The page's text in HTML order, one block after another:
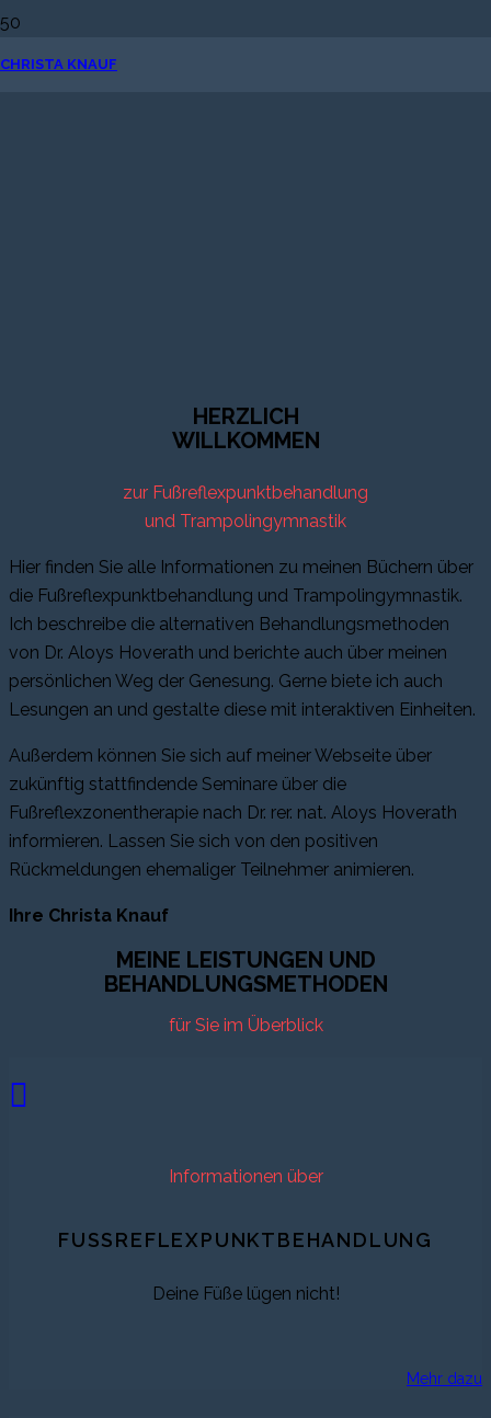
CHRISTA KNAUF
HERZLICH
WILLKOMMEN
zur Fußreflexpunktbehandlung
und Trampolingymnastik
Hier finden Sie alle Informationen zu meinen Büchern über
die Fußreflexpunktbehandlung und Trampolingymnastik.
Ich beschreibe die alternativen Behandlungsmethoden
von Dr. Aloys Hoverath und berichte auch über meinen
persönlichen Weg der Genesung. Gerne biete ich auch
Lesungen an und gestalte diese mit interaktiven Einheiten.
Außerdem können Sie sich auf meiner Webseite über
zukünftig stattfindende Seminare über die
Fußreflexzonentherapie nach Dr. rer. nat. Aloys Hoverath
informieren. Lassen Sie sich von den positiven
Rückmeldungen ehemaliger Teilnehmer animieren.
Ihre Christa Knauf
MEINE LEISTUNGEN UND
BEHANDLUNGSMETHODEN
für Sie im Überblick
Informationen über
FUSSREFLEXPUNKTBEHANDLUNG
Deine Füße lügen nicht!
Mehr dazu